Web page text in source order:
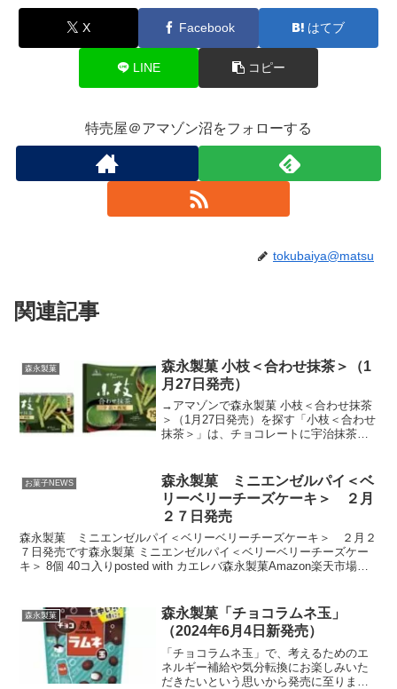
X Facebook はてブ
LINE コピー
特売屋＠アマゾン沼をフォローする
tokubaiya@matsu
関連記事
森永製菓
森永製菓 小枝＜合わせ抹茶＞（1
月27日発売）
→アマゾンで森永製菓 小枝＜合わせ抹茶
＞（1月27日発売）を探す「小枝＜合わせ
抹茶＞」は、チョコレートに宇治抹茶と
妙なコンビネーションが楽しめます。
お菓子NEWS
森永製菓 ミニエンゼルパイ＜ベ
リーベリーチーズケーキ＞ ２月
２７日発売
森永製菓 ミニエンゼルパイ＜ベリーベリーチーズケーキ＞ ２月２
７日発売です森永製菓 ミニエンゼルパイ＜ベリーベリーチーズケー
キ＞ 8個 40コ入りposted with カエレバ森永製菓Amazon楽天市場
森永製菓
森永製菓「チョコラムネ玉」
（2024年6月4日新発売）
「チョコラムネ玉」で、考えるためのエ
ネルギー補給や気分転換にお楽しみいた
だきたいという思いから発売に至りまし